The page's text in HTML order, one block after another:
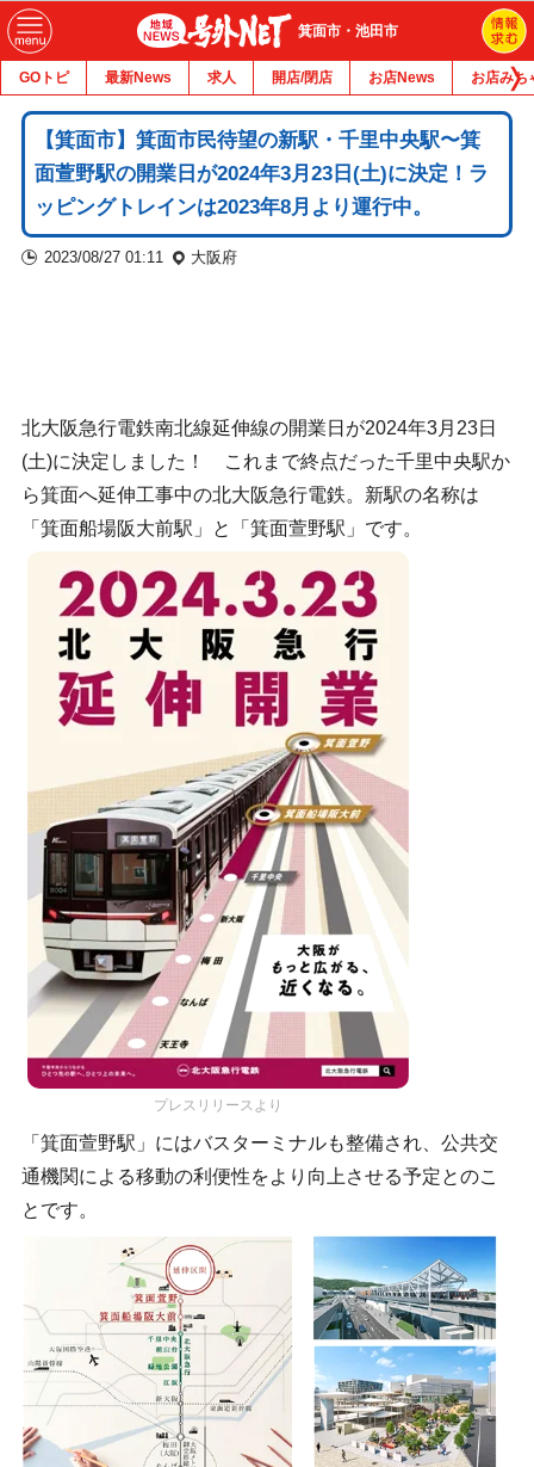
箕面市・池田市
GOトピ 最新News 求人 開店/閉店 お店News お店みち
【箕面市】箕面市民待望の新駅・千里中央駅〜箕
面萱野駅の開業日が2024年3月23日(土)に決定！ラ
ッピングトレインは2023年8月より運行中。
2023/08/27 01:11 大阪府
北大阪急行電鉄南北線延伸線の開業日が2024年3月23日
(土)に決定しました！ これまで終点だった千里中央駅か
ら箕面へ延伸工事中の北大阪急行電鉄。新駅の名称は
「箕面船場阪大前駅」と「箕面萱野駅」です。
プレスリリースより
「箕面萱野駅」にはバスターミナルも整備され、公共交
通機関による移動の利便性をより向上させる予定とのこ
とです。